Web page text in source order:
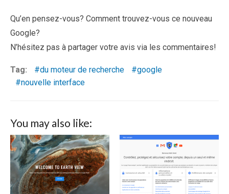
Qu’en pensez-vous? Comment trouvez-vous ce nouveau
Google?
N’hésitez pas à partager votre avis via les commentaires!
Tag: du moteur de recherche
google
nouvelle interface
You may also like: